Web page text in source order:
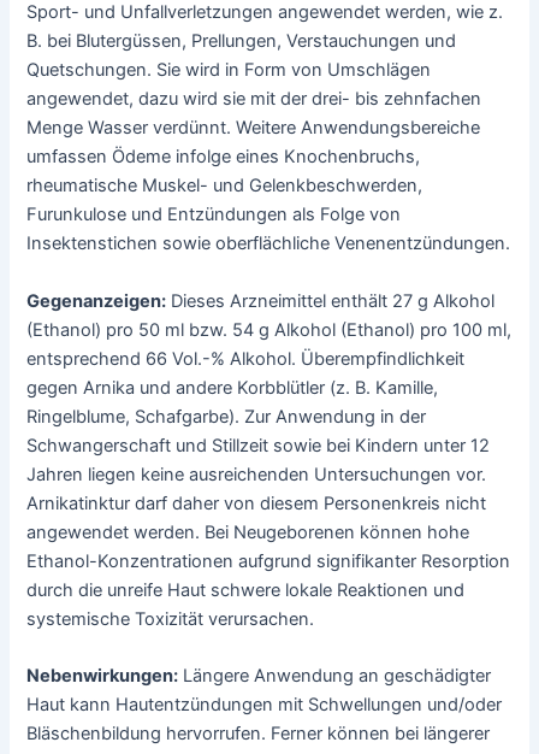
Sport- und Unfallverletzungen angewendet werden, wie z.
B. bei Blutergüssen, Prellungen, Verstauchungen und
Quetschungen. Sie wird in Form von Umschlägen
angewendet, dazu wird sie mit der drei- bis zehnfachen
Menge Wasser verdünnt. Weitere Anwendungsbereiche
umfassen Ödeme infolge eines Knochenbruchs,
rheumatische Muskel- und Gelenkbeschwerden,
Furunkulose und Entzündungen als Folge von
Insektenstichen sowie oberflächliche Venenentzündungen.
Gegenanzeigen: Dieses Arzneimittel enthält 27 g Alkohol
(Ethanol) pro 50 ml bzw. 54 g Alkohol (Ethanol) pro 100 ml,
entsprechend 66 Vol.-% Alkohol. Überempfindlichkeit
gegen Arnika und andere Korbblütler (z. B. Kamille,
Ringelblume, Schafgarbe). Zur Anwendung in der
Schwangerschaft und Stillzeit sowie bei Kindern unter 12
Jahren liegen keine ausreichenden Untersuchungen vor.
Arnikatinktur darf daher von diesem Personenkreis nicht
angewendet werden. Bei Neugeborenen können hohe
Ethanol-Konzentrationen aufgrund signifikanter Resorption
durch die unreife Haut schwere lokale Reaktionen und
systemische Toxizität verursachen.
Nebenwirkungen: Längere Anwendung an geschädigter
Haut kann Hautentzündungen mit Schwellungen und/oder
Bläschenbildung hervorrufen. Ferner können bei längerer